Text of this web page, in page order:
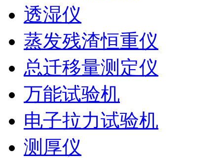
透湿仪
蒸发残渣恒重仪
总迁移量测定仪
万能试验机
电子拉力试验机
测厚仪